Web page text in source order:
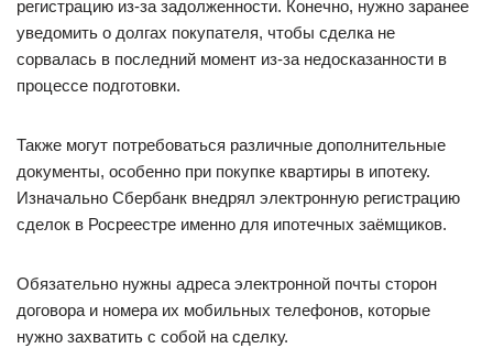
регистрацию из-за задолженности. Конечно, нужно заранее
уведомить о долгах покупателя, чтобы сделка не
сорвалась в последний момент из-за недосказанности в
процессе подготовки.
Также могут потребоваться различные дополнительные
документы, особенно при покупке квартиры в ипотеку.
Изначально Сбербанк внедрял электронную регистрацию
сделок в Росреестре именно для ипотечных заёмщиков.
Обязательно нужны адреса электронной почты сторон
договора и номера их мобильных телефонов, которые
нужно захватить с собой на сделку.